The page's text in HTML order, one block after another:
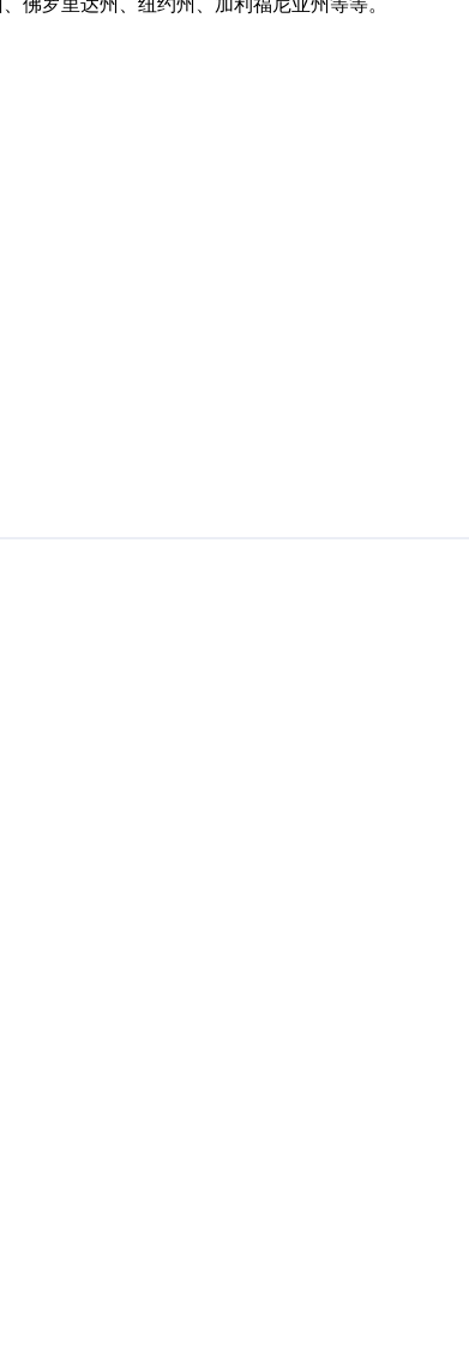
佛罗里达州、纽约州、加利福尼亚州等等。